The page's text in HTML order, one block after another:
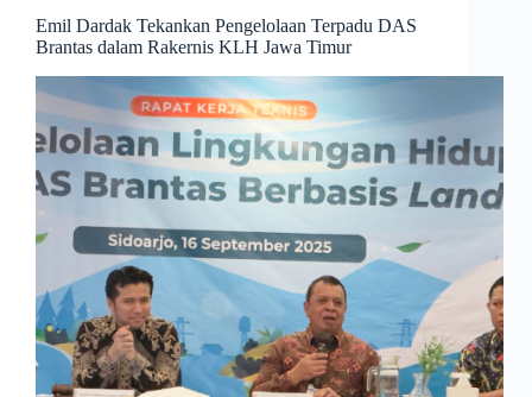
Emil Dardak Tekankan Pengelolaan Terpadu DAS
Brantas dalam Rakernis KLH Jawa Timur